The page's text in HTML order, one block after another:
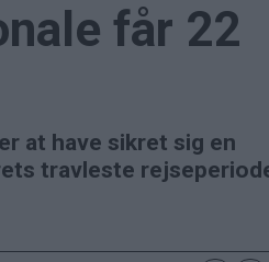
får 22
at have sikret sig en
travleste